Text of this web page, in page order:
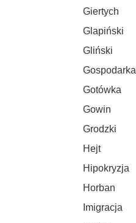
Giertych
Glapiński
Gliński
Gospodarka
Gotówka
Gowin
Grodzki
Hejt
Hipokryzja
Horban
Imigracja